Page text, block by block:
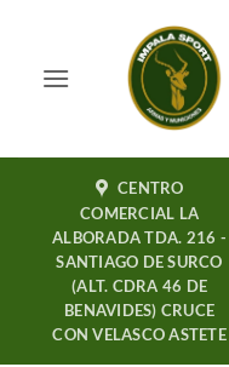
contenido
CENTRO
COMERCIAL LA
ALBORADA TDA. 216 -
SANTIAGO DE SURCO
(ALT. CDRA 46 DE
BENAVIDES) CRUCE
CON VELASCO ASTETE